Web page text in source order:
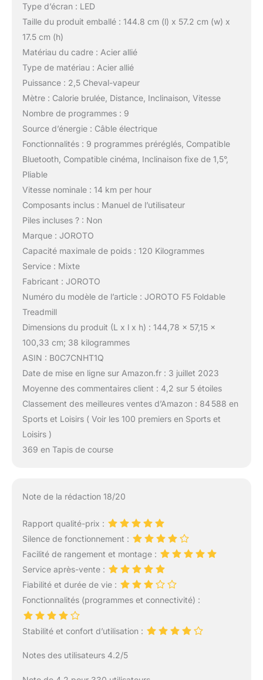
Type d’écran : LED
Taille du produit emballé : 144.8 cm (l) x 57.2 cm (w) x
17.5 cm (h)
Matériau du cadre : Acier allié
Type de matériau : Acier allié
Puissance : 2,5 Cheval-vapeur
Mètre : Calorie brulée, Distance, Inclinaison, Vitesse
Nombre de programmes : 9
Source d’énergie : Câble électrique
Fonctionnalités : 9 programmes préréglés, Compatible
Bluetooth, Compatible cinéma, Inclinaison fixe de 1,5°,
Pliable
Vitesse nominale : 14 km per hour
Composants inclus : Manuel de l’utilisateur
Piles incluses ? : Non
Marque : JOROTO
Capacité maximale de poids : 120 Kilogrammes
Service : Mixte
Fabricant : JOROTO
Numéro du modèle de l’article : JOROTO F5 Foldable
Treadmill
Dimensions du produit (L x l x h) : 144,78 x 57,15 x
100,33 cm; 38 kilogrammes
ASIN : B0C7CNHT1Q
Date de mise en ligne sur Amazon.fr : 3 juillet 2023
Moyenne des commentaires client : 4,2 sur 5 étoiles
Classement des meilleures ventes d’Amazon : 84 588 en
Sports et Loisirs ( Voir les 100 premiers en Sports et
Loisirs )
369 en Tapis de course
Note de la rédaction 18/20
Rapport qualité-prix :
Silence de fonctionnement :
Facilité de rangement et montage :
Service après-vente :
Fiabilité et durée de vie :
Fonctionnalités (programmes et connectivité) :
Stabilité et confort d’utilisation :
Notes des utilisateurs 4.2/5